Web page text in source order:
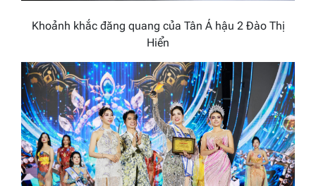
Khoảnh khắc đăng quang của Tân Á hậu 2 Đào Thị
Hiển